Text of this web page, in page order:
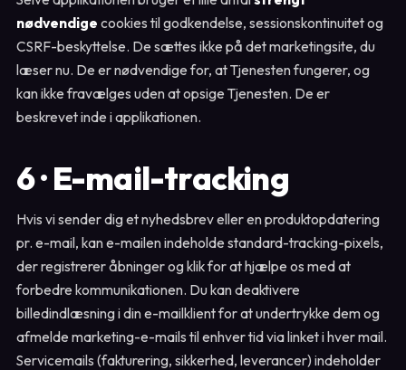
nødvendige cookies til godkendelse, sessionskontinuitet og
CSRF-beskyttelse. De sættes ikke på det marketingsite, du
læser nu. De er nødvendige for, at Tjenesten fungerer, og
kan ikke fravælges uden at opsige Tjenesten. De er
beskrevet inde i applikationen.
6 · E-mail-tracking
Hvis vi sender dig et nyhedsbrev eller en produktopdatering
pr. e-mail, kan e-mailen indeholde standard-tracking-pixels,
der registrerer åbninger og klik for at hjælpe os med at
forbedre kommunikationen. Du kan deaktivere
billedindlæsning i din e-mailklient for at undertrykke dem og
afmelde marketing-e-mails til enhver tid via linket i hver mail.
Servicemails (fakturering, sikkerhed, leverancer) indeholder